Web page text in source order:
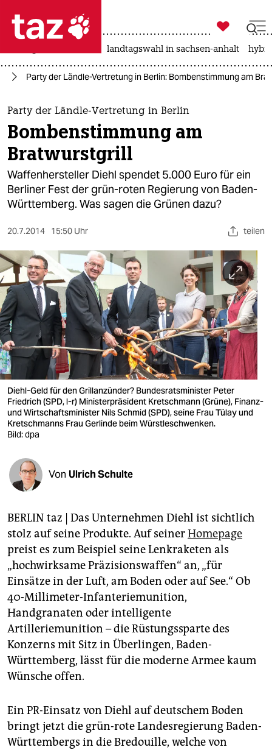
 taz zahl ich
taz zahl ich
themen
politik
öko
gesellschaft
sport
berlin
nord
wahrheit
verlag
verlag
veranstaltungen
shop
unterstützen
genossenschaft
epaper login

taz zahl ich
landtagswahl in sachsen-anhalt
Party der Ländle-Vertretung in Berlin: Bombenstimmung am
Party der Ländle-Vertretung in Berlin
Bombenstimmung am
Bratwurstgrill
Waffenhersteller Diehl spendet 5.000 Euro für ein
Berliner Fest der grün-roten Regierung von Baden-
Württemberg. Was sagen die Grünen dazu?
20.7.2014 15:50 Uhr teilen
Diehl-Geld für den Grillanzünder? Bundesratsminister Peter
Friedrich (SPD, l-r) Ministerpräsident Kretschmann (Grüne), Finanz-
und Wirtschaftsminister Nils Schmid (SPD), seine Frau Tülay und
Kretschmanns Frau Gerlinde beim Würstleschwenken.
Bild: dpa
Von Ulrich Schulte
BERLIN taz | Das Unternehmen Diehl ist sichtlich
stolz auf seine Produkte. Auf seinerHomepage
preist es zum Beispiel seine Lenkraketen als
„hochwirksame Präzisionswaffen“ an, „für
Einsätze in der Luft, am Boden oder auf See.“ Ob
40-Millimeter-Infanteriemunition,
Handgranaten oder intelligente
Artilleriemunition – die Rüstungssparte des
Konzerns mit Sitz in Überlingen, Baden-
Württemberg, lässt für die moderne Armee kaum
Wünsche offen.
Ein PR-Einsatz von Diehl auf deutschem Boden
bringt jetzt die grün-rote Landesregierung Baden-
Württembergs in die Bredouille, welche von